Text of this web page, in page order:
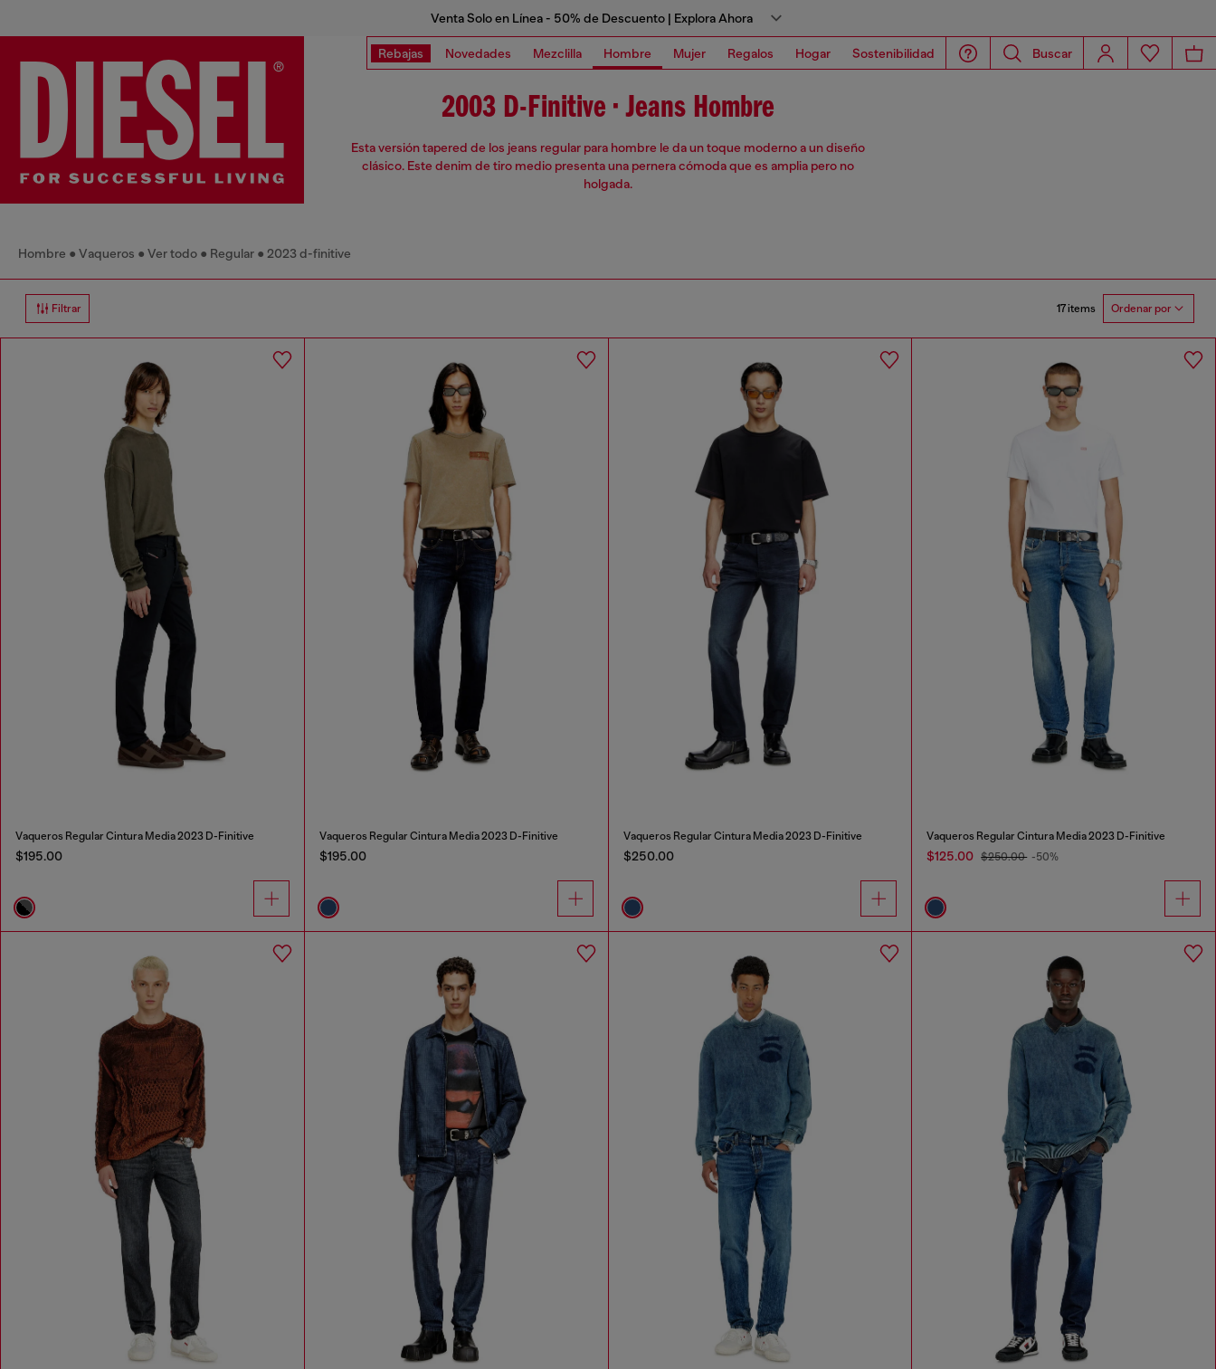
Venta Solo en Línea - 50% de Descuento | Explora Ahora
Rebajas Novedades Mezclilla Hombre Mujer Regalos Hogar Sostenibilidad Buscar
2003 D-Finitive • Jeans Hombre
Esta versión tapered de los jeans regular para hombre le da un toque moderno a un diseño
clásico. Este denim de tiro medio presenta una pernera cómoda que es amplia pero no
holgada.
Hombre Vaqueros Ver todo Regular 2023 d-finitive
Filtrar 17 items Ordenar por
Vaqueros Regular Cintura Media 2023 D-Finitive
$195.00
Vaqueros Regular Cintura Media 2023 D-Finitive
$195.00
Vaqueros Regular Cintura Media 2023 D-Finitive
$250.00
Vaqueros Regular Cintura Media 2023 D-Finitive
$125.00 $250.00 -50%